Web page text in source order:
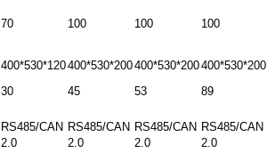
70 100 100 100
400*530*120400*530*200400*530*200400*530*200
30 45 53
89
RS485/CAN
2.0
RS485/CAN
2.0
RS485/CAN
2.0
RS485/CAN
2.0